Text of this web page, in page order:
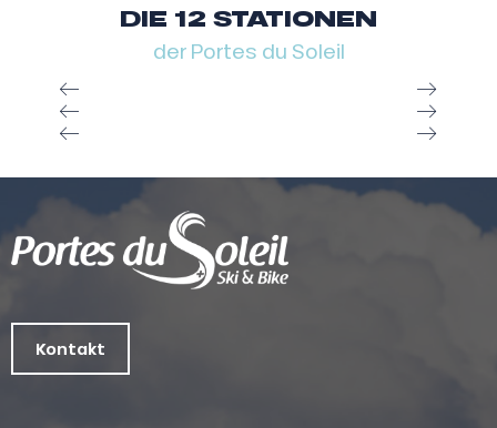
DIE 12 STATIONEN
der Portes du Soleil
Kontakt